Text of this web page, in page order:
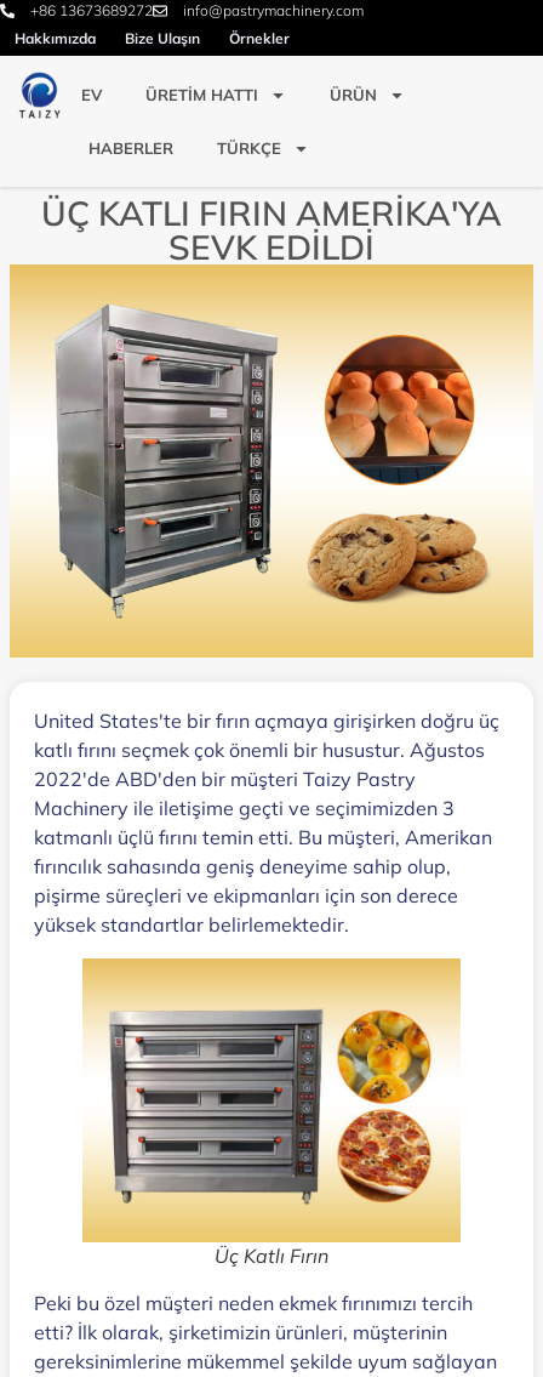
+86 13673689272
info@pastrymachinery.com
Hakkımızda
Bize Ulaşın Örnekler
EV ÜRETIM HATTI ÜRÜN
HABERLER TÜRKÇE
ÜÇ KATLI FIRIN AMERIKA'YA
SEVK EDILDI
United States'te bir fırın açmaya girişirken doğru üç
katlı fırını seçmek çok önemli bir husustur. Ağustos
2022'de ABD'den bir müşteri Taizy Pastry
Machinery ile iletişime geçti ve seçimimizden 3
katmanlı üçlü fırını temin etti. Bu müşteri, Amerikan
fırıncılık sahasında geniş deneyime sahip olup,
pişirme süreçleri ve ekipmanları için son derece
yüksek standartlar belirlemektedir.
Üç Katlı Fırın
Peki bu özel müşteri neden ekmek fırınımızı tercih
etti? İlk olarak, şirketimizin ürünleri, müşterinin
gereksinimlerine mükemmel şekilde uyum sağlayan